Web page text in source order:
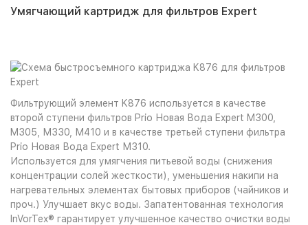
Умягчающий картридж для фильтров Expert
Фильтрующий элемент K876 используется в качестве
второй ступени фильтров Prio Новая Вода Expert M300,
M305, М330, М410 и в качестве третьей ступени фильтра
Prio Новая Вода Expert М310.
Используется для умягчения питьевой воды (снижения
концентрации солей жесткости), уменьшения накипи на
нагревательных элементах бытовых приборов (чайников и
проч.) Улучшает вкус воды. Запатентованная технология
InVorTex® гарантирует улучшенное качество очистки воды